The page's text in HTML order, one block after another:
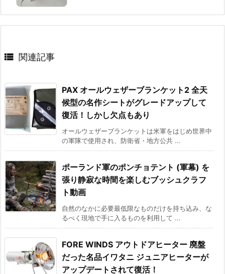
 関連記事
PAX オールウェザーブランケット2 全天
候型の名作シートがグレードアップして
復活！しかし欠点もあり
オールウェザーブランケットは米軍をはじめ世界中
の軍隊で使⽤され、防衛省・地方公共 ...
ポーランド軍のポンチョテント (軍幕) を
張り静寂な時間を楽しむブッシュクラフ
ト動画
自然のなかに必要最低限なものだけを持ち込み、な
るべく現地で手に入るものを利用して ...
FORE WINDS アウトドアヒーター 廃盤
だった名品イワタニ ジュニアヒーターが
アップデートされて復活！